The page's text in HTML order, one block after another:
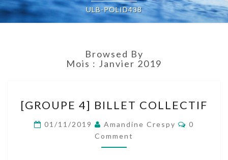
ULB-POLID438
Browsed By
Mois : Janvier 2019
COLLECTIF
[GROUPE 4] BILLET COLLECTIF
01/11/2019 Amandine Crespy
0
Comment